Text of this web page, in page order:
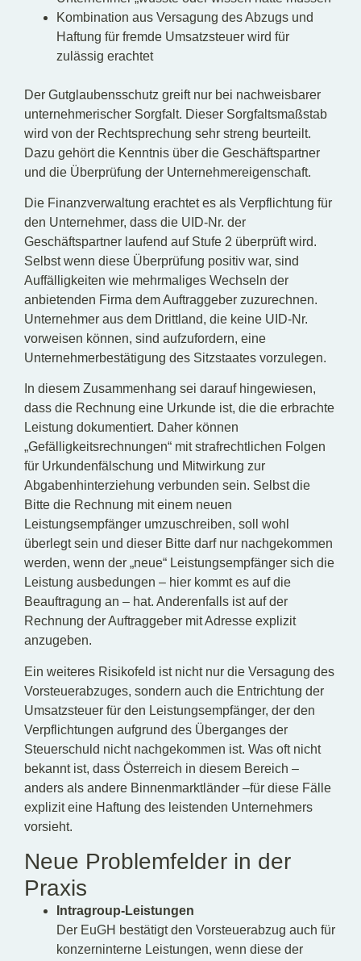
Kombination aus Versagung des Abzugs und
Haftung für fremde Umsatzsteuer wird für
zulässig erachtet
Der Gutglaubensschutz greift nur bei nachweisbarer
unternehmerischer Sorgfalt. Dieser Sorgfaltsmaßstab
wird von der Rechtsprechung sehr streng beurteilt.
Dazu gehört die Kenntnis über die Geschäftspartner
und die Überprüfung der Unternehmereigenschaft.
Die Finanzverwaltung erachtet es als Verpflichtung für
den Unternehmer, dass die UID-Nr. der
Geschäftspartner laufend auf Stufe 2 überprüft wird.
Selbst wenn diese Überprüfung positiv war, sind
Auffälligkeiten wie mehrmaliges Wechseln der
anbietenden Firma dem Auftraggeber zuzurechnen.
Unternehmer aus dem Drittland, die keine UID-Nr.
vorweisen können, sind aufzufordern, eine
Unternehmerbestätigung des Sitzstaates vorzulegen.
In diesem Zusammenhang sei darauf hingewiesen,
dass die Rechnung eine Urkunde ist, die die erbrachte
Leistung dokumentiert. Daher können
„Gefälligkeitsrechnungen“ mit strafrechtlichen Folgen
für Urkundenfälschung und Mitwirkung zur
Abgabenhinterziehung verbunden sein. Selbst die
Bitte die Rechnung mit einem neuen
Leistungsempfänger umzuschreiben, soll wohl
überlegt sein und dieser Bitte darf nur nachgekommen
werden, wenn der „neue“ Leistungsempfänger sich die
Leistung ausbedungen – hier kommt es auf die
Beauftragung an – hat. Anderenfalls ist auf der
Rechnung der Auftraggeber mit Adresse explizit
anzugeben.
Ein weiteres Risikofeld ist nicht nur die Versagung des
Vorsteuerabzuges, sondern auch die Entrichtung der
Umsatzsteuer für den Leistungsempfänger, der den
Verpflichtungen aufgrund des Überganges der
Steuerschuld nicht nachgekommen ist. Was oft nicht
bekannt ist, dass Österreich in diesem Bereich –
anders als andere Binnenmarktländer –für diese Fälle
explizit eine Haftung des leistenden Unternehmers
vorsieht.
Neue Problemfelder in der
Praxis
Intragroup-Leistungen
Der EuGH bestätigt den Vorsteuerabzug auch für
konzerninterne Leistungen, wenn diese der